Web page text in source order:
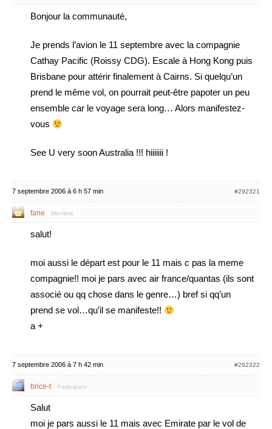
Bonjour la communauté,
Je prends l’avion le 11 septembre avec la compagnie
Cathay Pacific (Roissy CDG). Escale à Hong Kong puis
Brisbane pour attérir finalement à Cairns. Si quelqu’un
prend le même vol, on pourrait peut-être papoter un peu
ensemble car le voyage sera long… Alors manifestez-
vous
See U very soon Australia !!! hiiiiiii !
7 septembre 2006 à 6 h 57 min #292321
fane Membre
salut!
moi aussi le départ est pour le 11 mais c pas la meme
compagnie!! moi je pars avec air france/quantas (ils sont
associé ou qq chose dans le genre…) bref si qq’un
prend se vol…qu’il se manifeste!!
a +
7 septembre 2006 à 7 h 42 min #292322
brice-t Participant
Salut
moi je pars aussi le 11 mais avec Emirate par le vol de